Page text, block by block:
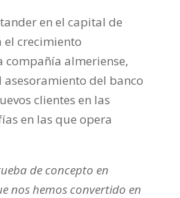
en el capital de
crecimiento
compañía almeriense,
asesoramiento del banco
clientes en las
en las que opera
de concepto en
nos hemos convertido en